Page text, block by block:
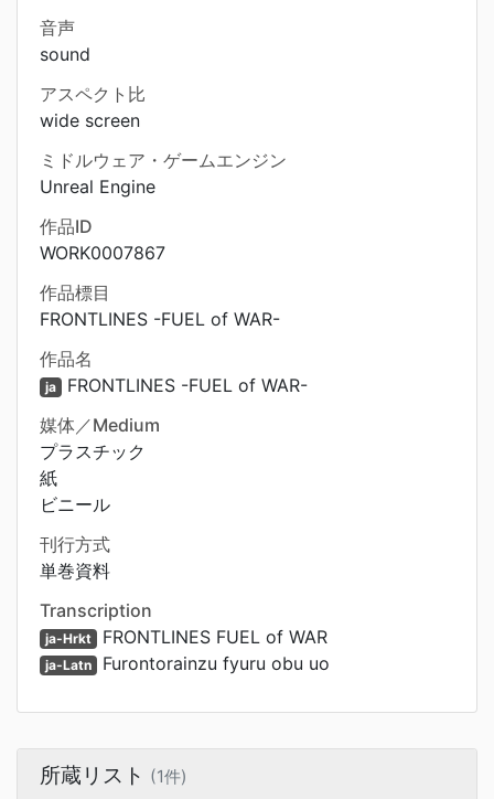
音声
sound
アスペクト比
wide screen
ミドルウェア・ゲームエンジン
Unreal Engine
作品ID
WORK0007867
作品標目
FRONTLINES -FUEL of WAR-
作品名
ja FRONTLINES -FUEL of WAR-
媒体／Medium
プラスチック
紙
ビニール
刊行方式
単巻資料
Transcription
ja-Hrkt FRONTLINES FUEL of WAR
ja-Latn Furontorainzu fyuru obu uo
所蔵リスト (1件)